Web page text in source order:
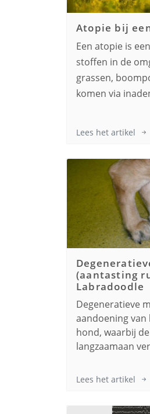
Atopie bij
Een atopie is
stoffen in de
grassen,
komen via
Lees het artikel
(aantasting
Labradoodle
Degeneratieve
aandoening
hond, waarbij
langzaamaan
Lees het artikel